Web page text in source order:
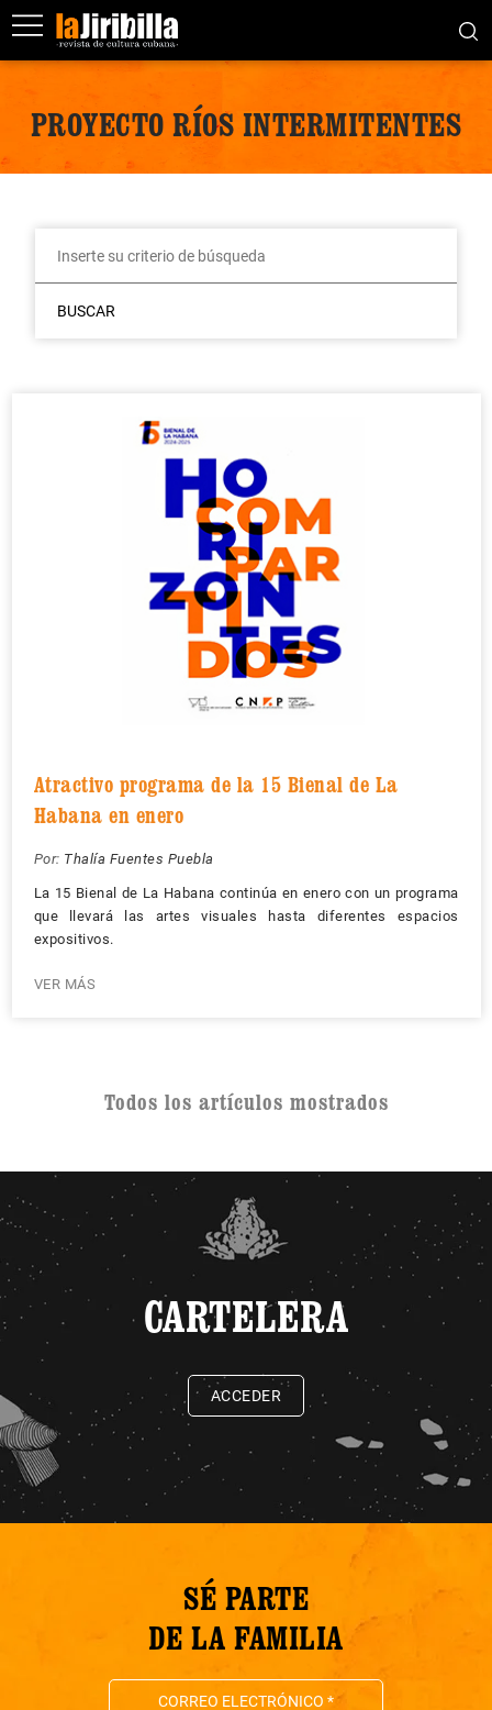
PROYECTO RÍOS INTERMITENTES
BUSCAR
Atractivo programa de la 15 Bienal de La
Habana en enero
Por: Thalía Fuentes Puebla
La 15 Bienal de La Habana continúa en enero con un programa
que llevará las artes visuales hasta diferentes espacios
expositivos.
VER MÁS
Todos los artículos mostrados
CARTELERA
ACCEDER
SÉ PARTE
DE LA FAMILIA